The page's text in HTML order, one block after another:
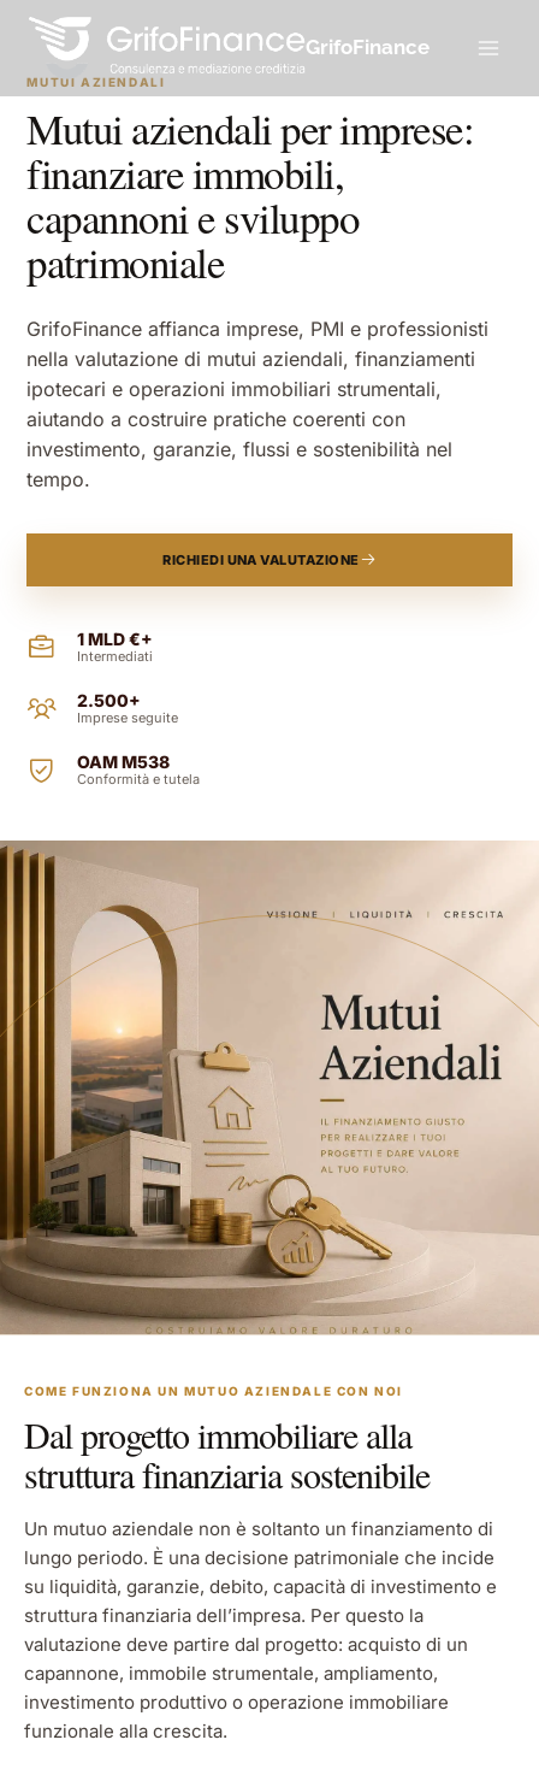
contenuto
GrifoFinance
MUTUI AZIENDALI
Mutui aziendali per imprese:
finanziare immobili,
capannoni e sviluppo
patrimoniale
GrifoFinance affianca imprese, PMI e professionisti
nella valutazione di mutui aziendali, finanziamenti
ipotecari e operazioni immobiliari strumentali,
aiutando a costruire pratiche coerenti con
investimento, garanzie, flussi e sostenibilità nel
tempo.
RICHIEDI UNA VALUTAZIONE
1 MLD €+
Intermediati
2.500+
Imprese seguite
OAM M538
Conformità e tutela
COME FUNZIONA UN MUTUO AZIENDALE CON NOI
Dal progetto immobiliare alla
struttura finanziaria sostenibile
Un mutuo aziendale non è soltanto un finanziamento di
lungo periodo. È una decisione patrimoniale che incide
su liquidità, garanzie, debito, capacità di investimento e
struttura finanziaria dell’impresa. Per questo la
valutazione deve partire dal progetto: acquisto di un
capannone, immobile strumentale, ampliamento,
investimento produttivo o operazione immobiliare
funzionale alla crescita.